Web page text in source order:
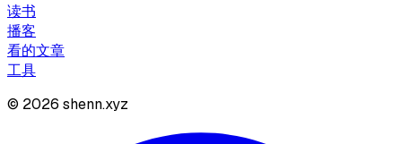
读书
播客
看的文章
工具
© 2026 shenn.xyz